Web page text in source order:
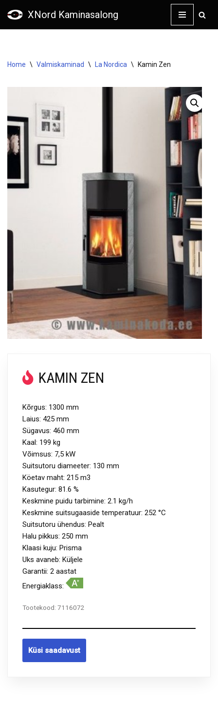
XNord Kaminasalong
Home \ Valmiskaminad \ La Nordica \ Kamin Zen
KAMIN ZEN
Kõrgus: 1300 mm
Laius: 425 mm
Sügavus: 460 mm
Kaal: 199 kg
Võimsus: 7,5 kW
Suitsutoru diameeter: 130 mm
Köetav maht: 215 m3
Kasutegur: 81.6 %
Keskmine puidu tarbimine: 2.1 kg/h
Keskmine suitsugaaside temperatuur: 252 °C
Suitsutoru ühendus: Pealt
Halu pikkus: 250 mm
Klaasi kuju: Prisma
Uks avaneb: Küljele
Garantii: 2 aastat
Energiaklass:
Tootekood: 7116072
Küsi saadavust